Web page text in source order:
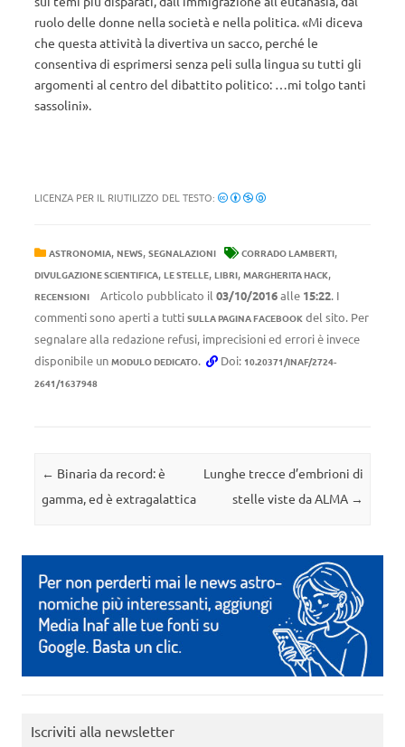
ruolo delle donne nella società e nella politica. «Mi diceva
che questa attività la divertiva un sacco, perché le
consentiva di esprimersi senza peli sulla lingua su tutti gli
argomenti al centro del dibattito politico: …mi tolgo tanti
sassolini».
LICENZA PER IL RIUTILIZZO DEL TESTO:
ASTRONOMIA, NEWS, SEGNALAZIONI CORRADO LAMBERTI,
DIVULGAZIONE SCIENTIFICA, LE STELLE, LIBRI, MARGHERITA HACK,
RECENSIONI Articolo pubblicato il 03/10/2016alle 15:22. I
commenti sono aperti a tutti SULLA PAGINA FACEBOOK del sito. Per
segnalare alla redazione refusi, imprecisioni ed errori è invece
disponibile un MODULO DEDICATO. Doi: 10.20371/INAF/2724-
2641/1637948
Navigazione articolo
← Binaria da record: è
gamma, ed è extragalattica
Lunghe trecce d’embrioni di
stelle viste da ALMA →
Iscriviti alla newsletter